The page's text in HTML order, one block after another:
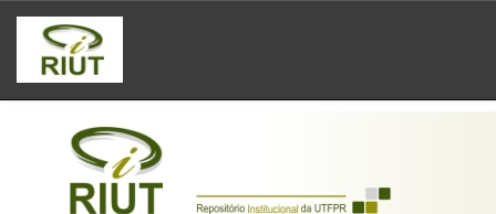
Skip
navigation